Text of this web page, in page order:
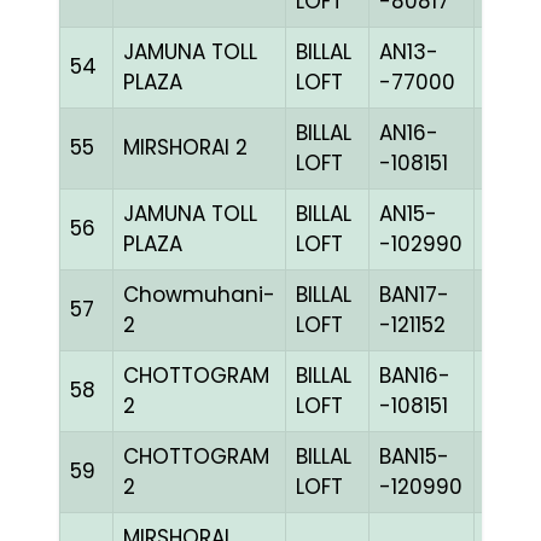
54
JAMUNA TOLL
PLAZA
BILLAL
LOFT
AN13-
-77000
55 MIRSHORAI 2
BILLAL
LOFT
AN16-
-108151
56
JAMUNA TOLL
PLAZA
BILLAL
LOFT
AN15-
-102990
57
Chowmuhani-
2
BILLAL
LOFT
BAN17-
-121152
58
CHOTTOGRAM
2
BILLAL
LOFT
BAN16-
-108151
59
CHOTTOGRAM
2
BILLAL
LOFT
BAN15-
-120990